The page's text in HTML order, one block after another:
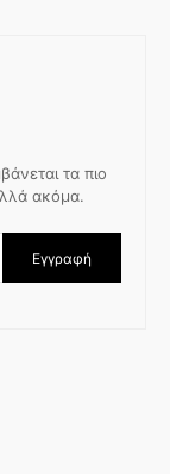
τα πιο
ακόμα.
Εγγραφή